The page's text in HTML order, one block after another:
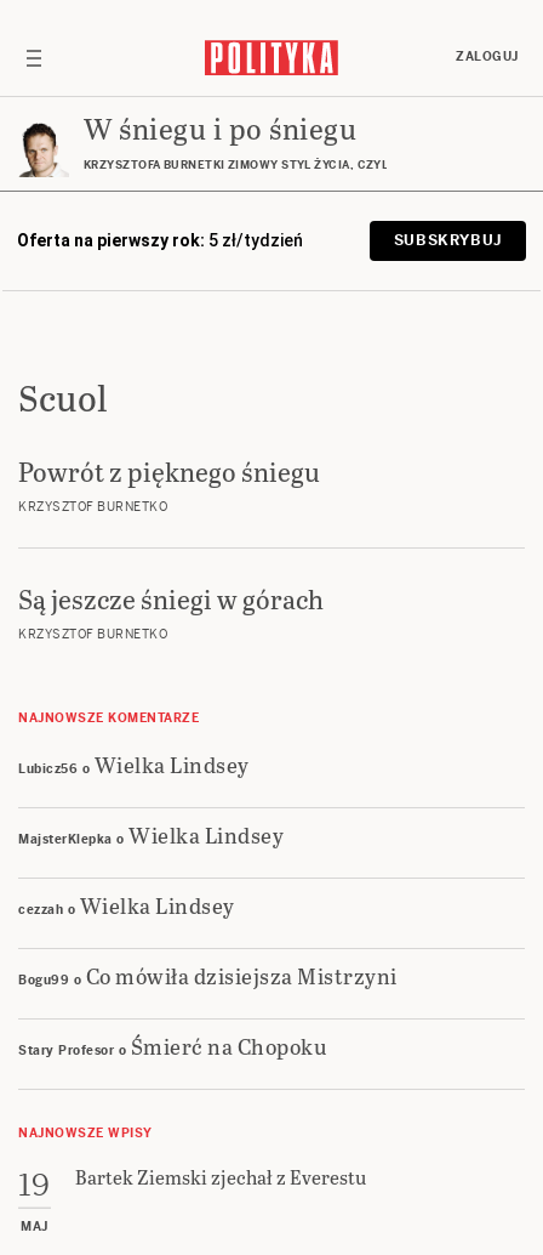
ZALOGUJ
W śniegu i po śniegu
KRZYSZTOFA BURNETKI ZIMOWY STYL ŻYCIA, CZYLI GÓRY, NARTY, DESKA… I
Oferta na pierwszy rok: 5 zł/tydzień SUBSKRYBUJ
Scuol
Powrót z pięknego śniegu
KRZYSZTOF BURNETKO
Są jeszcze śniegi w górach
KRZYSZTOF BURNETKO
NAJNOWSZE KOMENTARZE
Lubicz56 o Wielka Lindsey
MajsterKlepka o Wielka Lindsey
cezzah o Wielka Lindsey
Bogu99 o Co mówiła dzisiejsza Mistrzyni
Stary Profesor o Śmierć na Chopoku
NAJNOWSZE WPISY
19
MAJ
Bartek Ziemski zjechał z Everestu